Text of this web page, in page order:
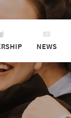
NEWS